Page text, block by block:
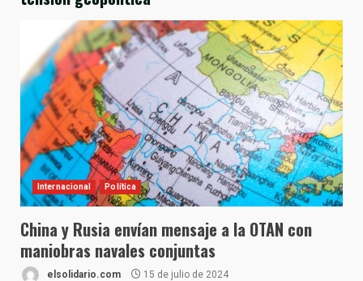
Internacional Política
China y Rusia envían mensaje a la OTAN con
maniobras navales conjuntas
elsolidario.com 15 de julio de 2024